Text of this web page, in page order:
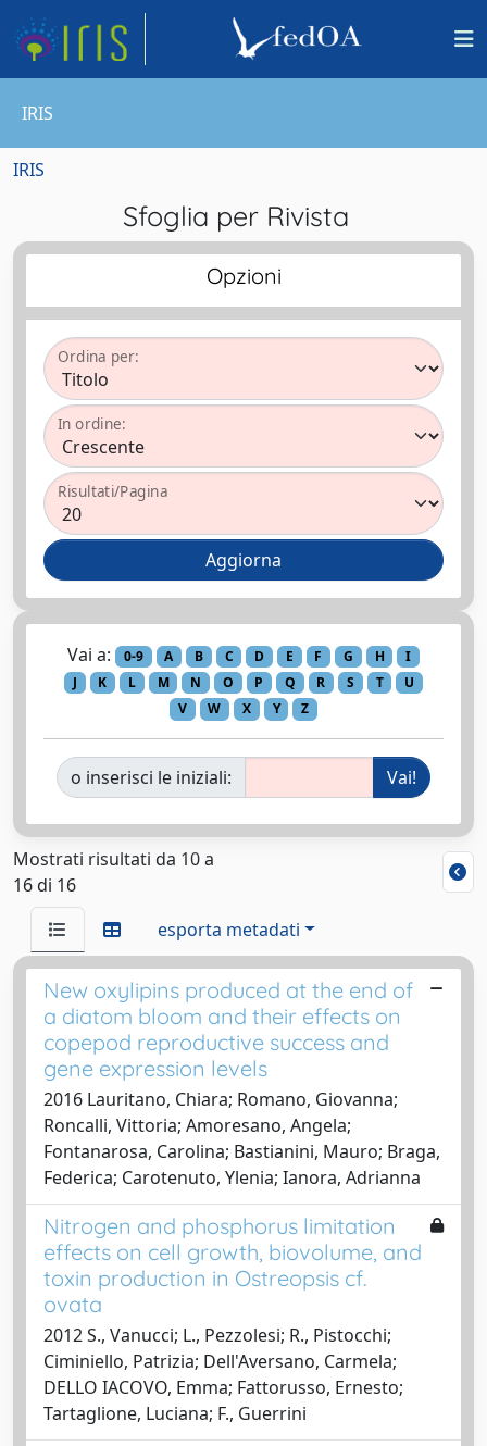
IRIS
IRIS
Sfoglia per Rivista
Opzioni
Ordina per:
In ordine:
Risultati/Pagina
Vai a: 0-9 A B C D E F G H
I
J
K L M N O P Q R S T
U
V
W X Y Z
o inserisci le iniziali:
Mostrati risultati da 10 a
16 di 16
esporta metadati
New oxylipins produced at the end of
a diatom bloom and their effects on
copepod reproductive success and
gene expression levels
2016 Lauritano, Chiara; Romano, Giovanna;
Roncalli, Vittoria; Amoresano, Angela;
Fontanarosa, Carolina; Bastianini, Mauro; Braga,
Federica; Carotenuto, Ylenia; Ianora, Adrianna
Nitrogen and phosphorus limitation
effects on cell growth, biovolume, and
toxin production in Ostreopsis cf.
ovata
2012 S., Vanucci; L., Pezzolesi; R., Pistocchi;
Ciminiello, Patrizia; Dell'Aversano, Carmela;
DELLO IACOVO, Emma; Fattorusso, Ernesto;
Tartaglione, Luciana; F., Guerrini